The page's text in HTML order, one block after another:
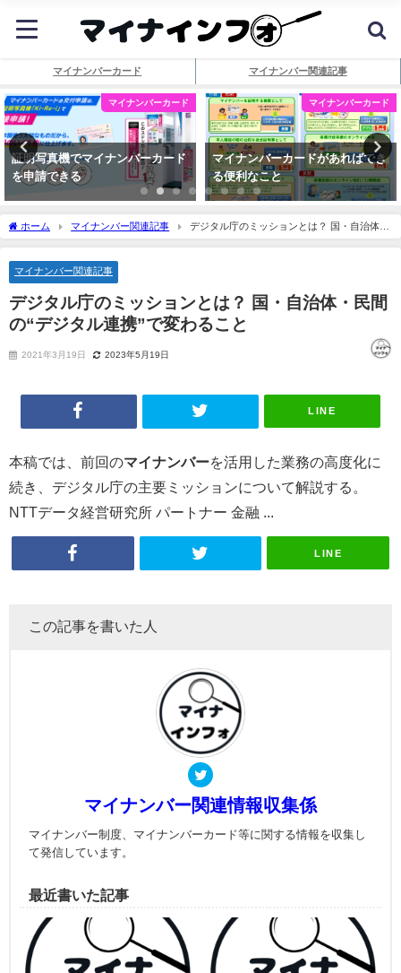
マイナンバーカード マイナンバー関連記事
マイナンバーカード
証明写真機でマイナンバーカード
を申請できる
マイナンバーカード
マイナンバーカードがあればでき
る便利なこと
ホーム マイナンバー関連記事
デジタル庁のミッションとは？ 国・自治体・
民間の“デジタル連携”で変わること
マイナンバー関連記事
デジタル庁のミッションとは？ 国・自治体・民間
の“デジタル連携”で変わること
2021年3月19日 2023年5月19日
LINE
本稿では、前回のマイナンバーを活用した業務の高度化に
続き、デジタル庁の主要ミッションについて解説する。
NTTデータ経営研究所 パートナー 金融 ...
LINE
この記事を書いた人
マイナンバー関連情報収集係
マイナンバー制度、マイナンバーカード等に関する情報を収集し
て発信しています。
最近書いた記事